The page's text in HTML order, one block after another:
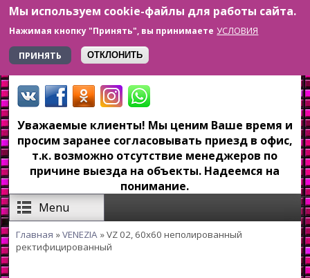
Мы используем cookie-файлы для работы сайта.
Нажимая кнопку "Принять", вы принимаете УСЛОВИЯ
ПРИНЯТЬ
ОТКЛОНИТЬ
Перейти к основному содержанию
+7 923 179-6-279
Уважаемые клиенты! Мы ценим Ваше время и
просим заранее согласовывать приезд в офис,
т.к. возможно отсутствие менеджеров по
причине выезда на объекты. Надеемся на
понимание.
Menu
Вы здесь
Главная »VENEZIA » VZ 02, 60x60 неполированный
ректифицированный